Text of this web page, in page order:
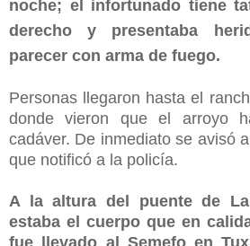
noche; el infortunado tiene
derecho y presentaba
parecer con arma de fuego.
Personas llegaron hasta el
donde vieron que el arroyo
cadáver. De inmediato se avisó
que notificó a la policía.
A la altura del puente de
estaba el cuerpo que en
fue llevado al Semefo en